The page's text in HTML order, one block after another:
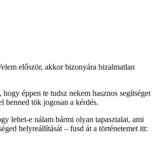
először, akkor bizonyára bizalmatlan
éppen te tudsz nekem hasznos segítséget
benned tök jogosan a kérdés.
lehet-e nálam bármi olyan tapasztalat, ami
helyreállítását – fusd át a történetemet itt: